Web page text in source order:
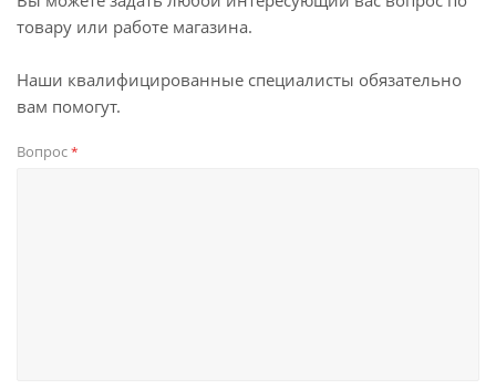
товару или работе магазина.
Наши квалифицированные специалисты обязательно
вам помогут.
Вопрос*